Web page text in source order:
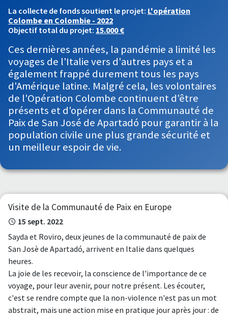
La collecte de fonds soutient le projet: L'opération
Colombe en Colombie - 2022
Objectif total du projet: 15.000 €
Ces dernières années, la pandémie a limité les
voyages de l'Italie vers d'autres pays et a
également frappé durement tous les pays
d'Amérique latine. Malgré cela, les volontaires
de l'Opération Colombe continuent d'être
présents et d'opérer dans la Communauté de
Paix de San José de Apartadó pour garantir à la
population civile une plus grande sécurité et
un meilleur espoir de vie.
Visite de la Communauté de Paix en Europe
15 sept. 2022
Sayda et Roviro, deux jeunes de la communauté de paix de
San Josè de Apartadó, arrivent en Italie dans quelques
heures.
La joie de les recevoir, la conscience de l'importance de ce
voyage, pour leur avenir, pour notre présent. Les écouter,
c'est se rendre compte que la non-violence n'est pas un mot
abstrait, mais une action mise en pratique jour après jour : de